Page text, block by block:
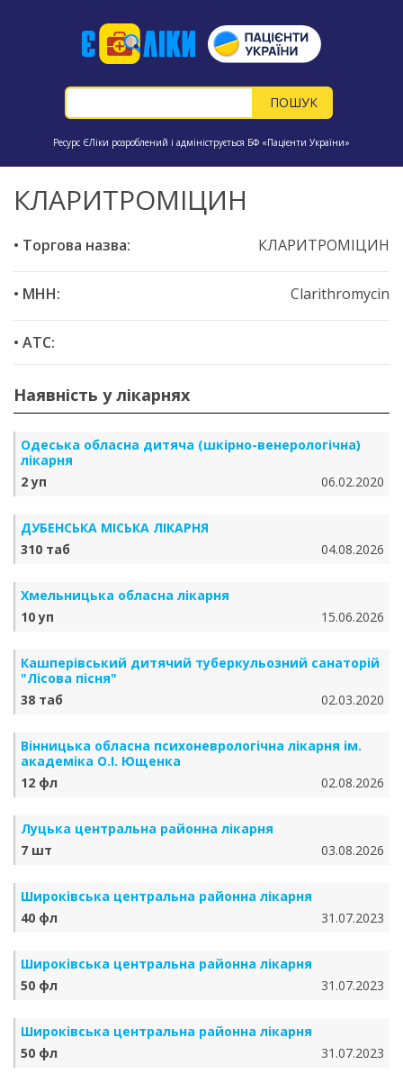
Ресурс ЄЛіки розроблений і адмініструється БФ «Пацієнти України»
КЛАРИТРОМІЦИН
• Торгова назва: КЛАРИТРОМІЦИН
• МНН: Clarithromycin
• ATC:
Наявність у лікарнях
Одеська обласна дитяча (шкірно-венерологічна)
лікарня
2 уп
06.02.2020
ДУБЕНСЬКА МІСЬКА ЛІКАРНЯ
310 таб
04.08.2026
Хмельницька обласна лікарня
10 уп
15.06.2026
Кашперівський дитячий туберкульозний санаторій
"Лісова пісня"
38 таб
02.03.2020
Вінницька обласна психоневрологічна лікарня ім.
академіка О.І. Ющенка
12 фл
02.08.2026
Луцька центральна районна лікарня
7 шт
03.08.2026
Широківська центральна районна лікарня
40 фл
31.07.2023
Широківська центральна районна лікарня
50 фл
31.07.2023
Широківська центральна районна лікарня
50 фл
31.07.2023